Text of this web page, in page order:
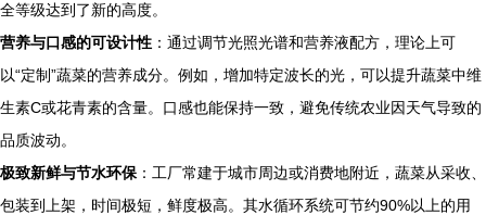
全等级达到了新的高度。
营养与口感的可设计性 ：通过调节光照光谱和营养液配方，理论上可
以“定制”蔬菜的营养成分。例如，增加特定波长的光，可以提升蔬菜中维
生素C或花青素的含量。口感也能保持一致，避免传统农业因天气导致的
品质波动。
极致新鲜与节水环保 ：工厂常建于城市周边或消费地附近，蔬菜从采收、
包装到上架，时间极短，鲜度极高。其水循环系统可节约90%以上的用